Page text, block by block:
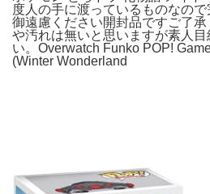
度人の手に渡っているものなの
御遠慮ください開封品ですご了
や汚れは無いと思いますが素人
い。Overwatch Funko POP!
(Winter Wonderland